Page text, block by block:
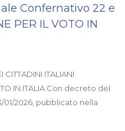
Confernativo 22 e
PER IL VOTO IN
ITALIANI
IN ITALIA Con decreto del
2026, pubblicato nella